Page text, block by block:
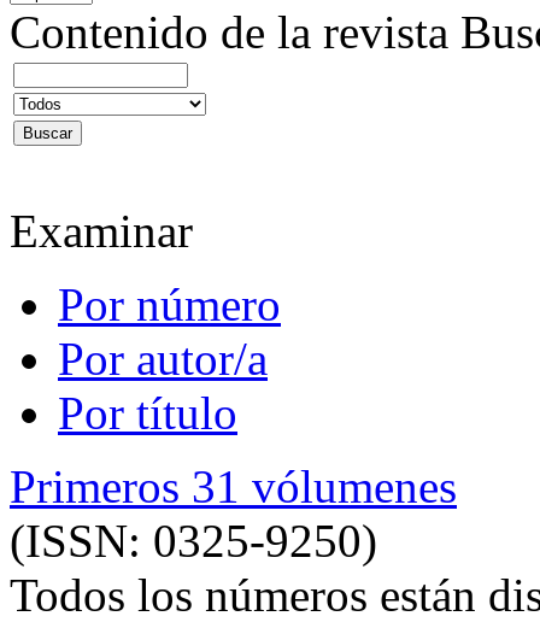
Contenido de la revista
Examinar
Por número
Por autor/a
Por título
Primeros 31 vólumenes
(ISSN: 0325-9250)
Todos los números están